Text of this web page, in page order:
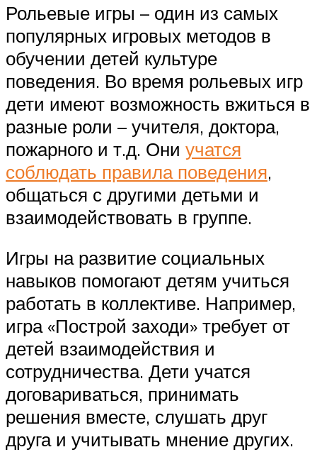
Рольевые игры – один из самых
популярных игровых методов в
обучении детей культуре
поведения. Во время рольевых игр
дети имеют возможность вжиться в
разные роли – учителя, доктора,
пожарного и т.д. Они учатся
соблюдать правила поведения,
общаться с другими детьми и
взаимодействовать в группе.
Игры на развитие социальных
навыков помогают детям учиться
работать в коллективе. Например,
игра «Построй заходи» требует от
детей взаимодействия и
сотрудничества. Дети учатся
договариваться, принимать
решения вместе, слушать друг
друга и учитывать мнение других.